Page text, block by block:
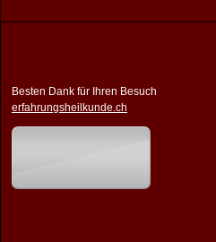
Besten Dank für Ihren Besuch
erfahrungsheilkunde.ch